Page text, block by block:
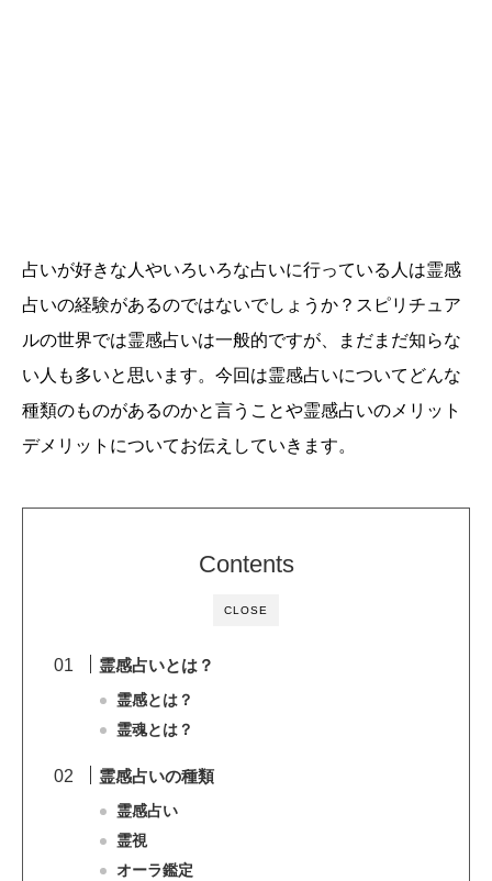
占いが好きな人やいろいろな占いに行っている人は霊感
占いの経験があるのではないでしょうか？スピリチュア
ルの世界では霊感占いは一般的ですが、まだまだ知らな
い人も多いと思います。今回は霊感占いについてどんな
種類のものがあるのかと言うことや霊感占いのメリット
デメリットについてお伝えしていきます。
CLOSE
Contents
霊感占いとは？
霊感とは？
霊魂とは？
霊感占いの種類
霊感占い
霊視
オーラ鑑定